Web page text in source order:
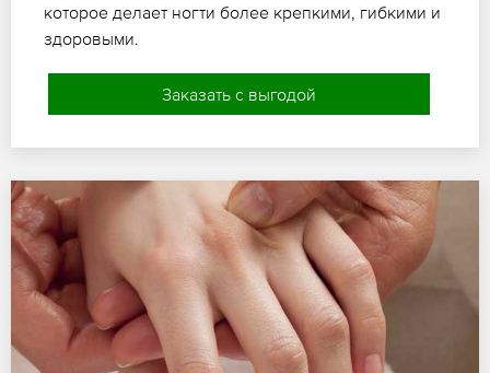
которое делает ногти более крепкими, гибкими и
здоровыми.
Заказать с выгодой